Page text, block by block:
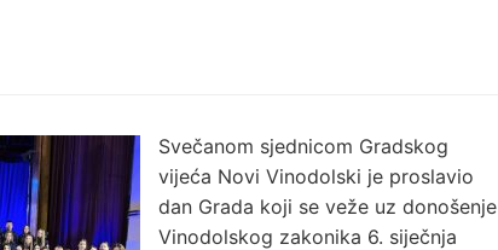
Svečanom sjednicom Gradskog
vijeća Novi Vinodolski je proslavio
dan Grada koji se veže uz donošenje
Vinodolskog zakonika 6. siječnja